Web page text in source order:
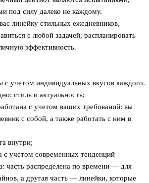
под силу далеко не каждому.
линейку стильных ежедневников,
с любой задачей, распланировать
эффективность.
учетом индивидуальных вкусов каждого.
стиль и актуальность;
с учетом ваших требований: вы
с собой, а также работать с ним в
внутри;
с учетом современных тенденций
часть распределена по времени — для
а другая часть — линейки, которые